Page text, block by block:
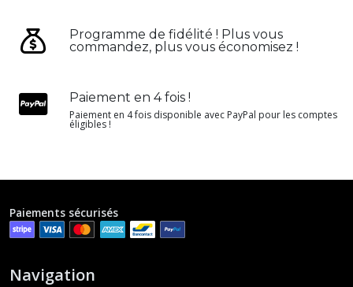
Programme de fidélité ! Plus vous
commandez, plus vous économisez !
Paiement en 4 fois !
Paiement en 4 fois disponible avec PayPal pour les comptes
éligibles !
Paiements sécurisés
Navigation